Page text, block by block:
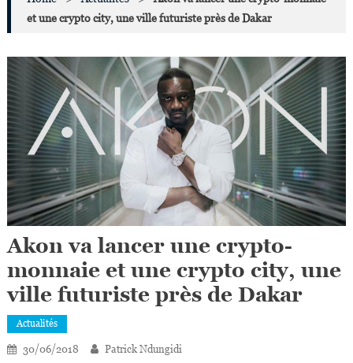
et une crypto city, une ville futuriste près de Dakar
Akon va lancer une crypto-
monnaie et une crypto city, une
ville futuriste près de Dakar
Actualités
30/06/2018 Patrick Ndungidi